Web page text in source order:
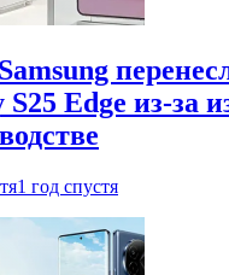
S25 Edge из-за
1 год спустя